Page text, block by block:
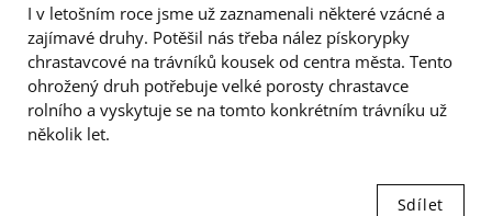
I v letošním roce jsme už zaznamenali některé vzácné a
zajímavé druhy. Potěšil nás třeba nález pískorypky
chrastavcové na trávníků kousek od centra města. Tento
ohrožený druh potřebuje velké porosty chrastavce
rolního a vyskytuje se na tomto konkrétním trávníku už
několik let.
Sdílet